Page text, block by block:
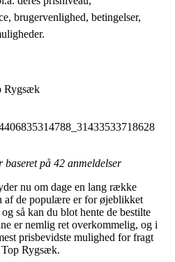
brugervenlighed, betingelser,
Rygsæk
baseret på 42 anmeldelser
nu om dage en lang række
af de populære er for øjeblikket
så kan du blot hente de bestilte
er nemlig ret overkommelig, og i
prisbevidste mulighed for fragt
Rygsæk.